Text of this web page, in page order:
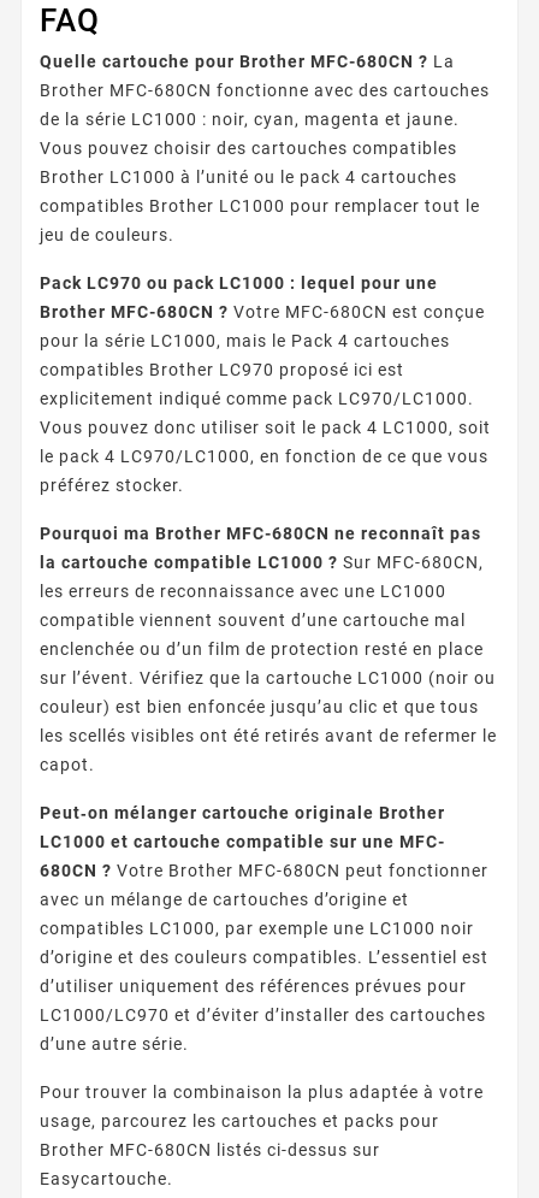
FAQ
Quelle cartouche pour Brother MFC-680CN ? La
Brother MFC-680CN fonctionne avec des cartouches
de la série LC1000 : noir, cyan, magenta et jaune.
Vous pouvez choisir des cartouches compatibles
Brother LC1000 à l’unité ou le pack 4 cartouches
compatibles Brother LC1000 pour remplacer tout le
jeu de couleurs.
Pack LC970 ou pack LC1000 : lequel pour une
Brother MFC-680CN ? Votre MFC-680CN est conçue
pour la série LC1000, mais le Pack 4 cartouches
compatibles Brother LC970 proposé ici est
explicitement indiqué comme pack LC970/LC1000.
Vous pouvez donc utiliser soit le pack 4 LC1000, soit
le pack 4 LC970/LC1000, en fonction de ce que vous
préférez stocker.
Pourquoi ma Brother MFC-680CN ne reconnaît pas
la cartouche compatible LC1000 ? Sur MFC-680CN,
les erreurs de reconnaissance avec une LC1000
compatible viennent souvent d’une cartouche mal
enclenchée ou d’un film de protection resté en place
sur l’évent. Vérifiez que la cartouche LC1000 (noir ou
couleur) est bien enfoncée jusqu’au clic et que tous
les scellés visibles ont été retirés avant de refermer le
capot.
Peut‑on mélanger cartouche originale Brother
LC1000 et cartouche compatible sur une MFC-
680CN ? Votre Brother MFC-680CN peut fonctionner
avec un mélange de cartouches d’origine et
compatibles LC1000, par exemple une LC1000 noir
d’origine et des couleurs compatibles. L’essentiel est
d’utiliser uniquement des références prévues pour
LC1000/LC970 et d’éviter d’installer des cartouches
d’une autre série.
Pour trouver la combinaison la plus adaptée à votre
usage, parcourez les cartouches et packs pour
Brother MFC-680CN listés ci-dessus sur
Easycartouche.